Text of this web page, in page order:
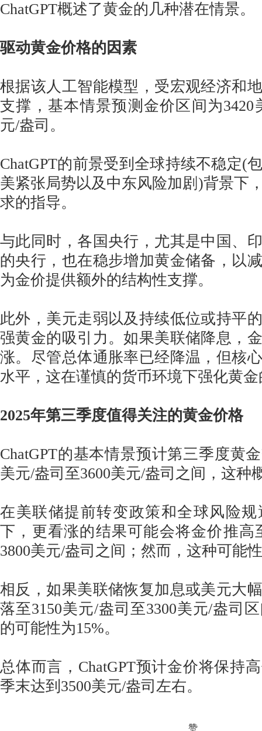
ChatGPT概述了黄金的几种潜在情景。
驱动黄金价格的因素
根据该人工智能模型，受宏观经济和
支撑，基本情景预测金价区间为3420
元/盎司。
ChatGPT的前景受到全球持续不稳定(
美紧张局势以及中东风险加剧)背景下
求的指导。
与此同时，各国央行，尤其是中国、
的央行，也在稳步增加黄金储备，以
为金价提供额外的结构性支撑。
此外，美元走弱以及持续低位或持平
强黄金的吸引力。如果美联储降息，
涨。尽管总体通胀率已经降温，但核
水平，这在谨慎的货币环境下强化黄
2025年第三季度值得关注的黄金价格
ChatGPT的基本情景预计第三季度黄
美元/盎司至3600美元/盎司之间，这种
在美联储提前转变政策和全球风险
下，更看涨的结果可能会将金价推高
3800美元/盎司之间；然而，这种可能
相反，如果美联储恢复加息或美元大
落至3150美元/盎司至3300美元/盎司
的可能性为15%。
总体而言，ChatGPT预计金价将保持
季末达到3500美元/盎司左右。
赞